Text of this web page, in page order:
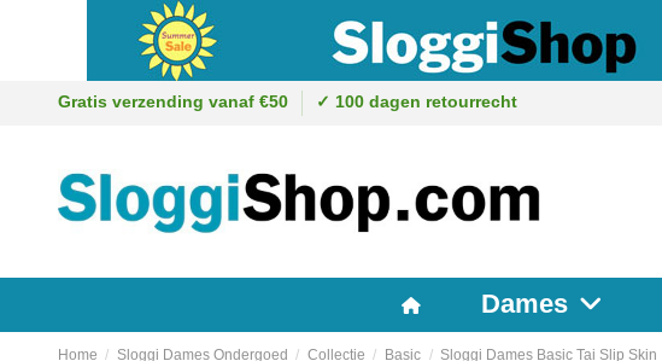
Gratis verzending vanaf €50 ✓ 100 dagen retourrecht
Dames
Home Sloggi Dames Ondergoed Collectie Basic Sloggi Dames Basic Tai Slip Skin